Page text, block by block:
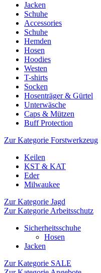
Jacken
Schuhe
Accessories
Schuhe
Hemden
Hosen
Hoodies
Westen
T-shirts
Socken
Hosenträger & Gürtel
Unterwäsche
Caps & Mützen
Buff Protection
Zur Kategorie Forstwerkzeug
Keilen
KST & KAT
Eder
Milwaukee
Zur Kategorie Jagd
Zur Kategorie Arbeitsschutz
Sicherheitsschuhe
Hosen
Jacken
Zur Kategorie SALE